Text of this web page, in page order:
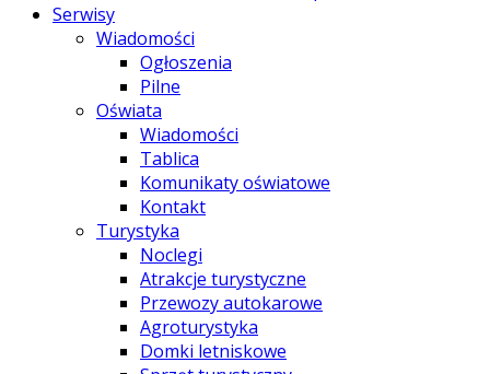
Serwisy
Wiadomości
Ogłoszenia
Pilne
Oświata
Wiadomości
Tablica
Komunikaty oświatowe
Kontakt
Turystyka
Noclegi
Atrakcje turystyczne
Przewozy autokarowe
Agroturystyka
Domki letniskowe